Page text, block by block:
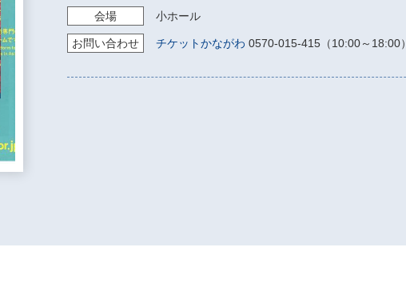
会場 小ホール
お問い合わせ チケットかながわ 0570-015-415（10:00～18:00）